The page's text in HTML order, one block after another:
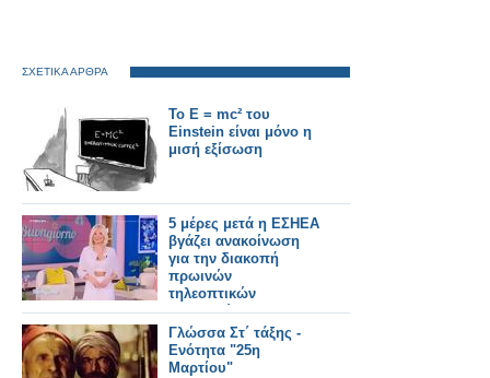
ΣΧΕΤΙΚΑ ΑΡΘΡΑ
Το E = mc² του
Einstein είναι μόνο η
μισή εξίσωση
5 μέρες μετά η ΕΣΗΕΑ
βγάζει ανακοίνωση
για την διακοπή
πρωινών
τηλεοπτικών
εκπομπών...
Γλώσσα Στ΄ τάξης -
Ενότητα "25η
Μαρτίου"